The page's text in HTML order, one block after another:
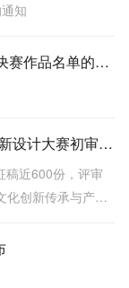
知
关于公布“海丝衣创杯”服装设计大赛入围决赛作品名单的通知
入围公告 | 2026“郧西·七夕杯”中国服装创新设计大赛初审会圆满结束
稿近600份，评审
化创新传承与产业